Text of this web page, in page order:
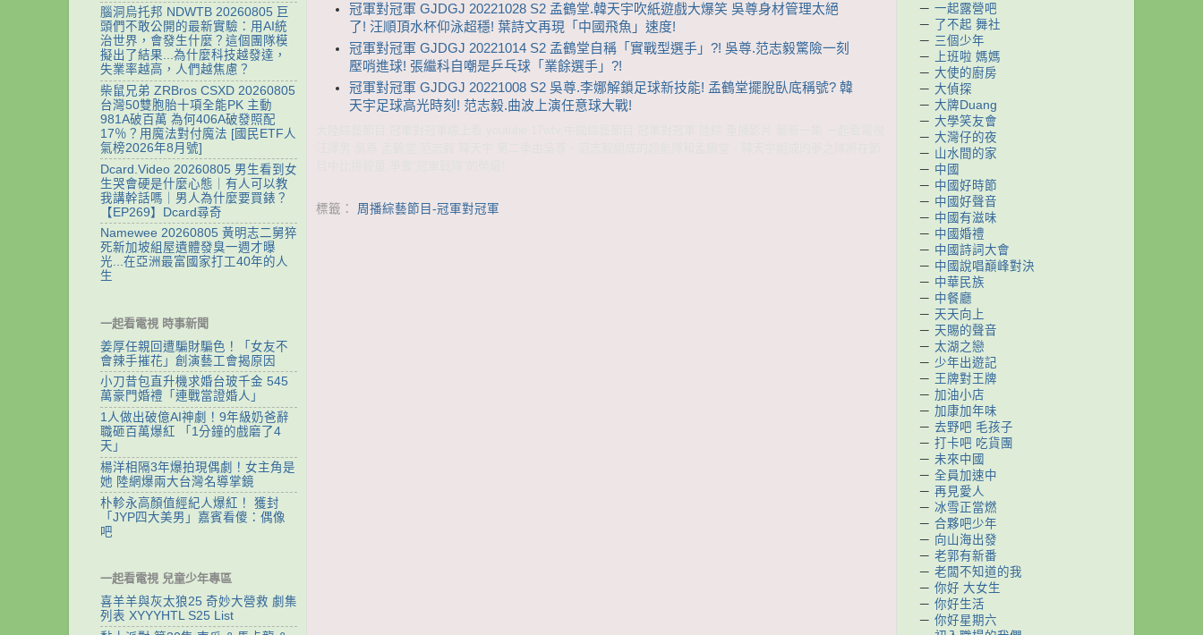
冠軍對冠軍 GJDGJ 20221028 S2 孟鶴堂.韓天宇吹紙遊戲大爆笑 吳尊身材管理太絕
了! 汪順頂水杯仰泳超穩! 葉詩文再現「中國飛魚」速度!
冠軍對冠軍 GJDGJ 20221014 S2 孟鶴堂自稱「實戰型選手」?! 吳尊.范志毅驚險一刻
壓哨進球! 張繼科自嘲是乒乓球「業餘選手」?!
冠軍對冠軍 GJDGJ 20221008 S2 吳尊.李娜解鎖足球新技能! 孟鶴堂擺脫臥底稱號? 韓
天宇足球高光時刻! 范志毅.曲波上演任意球大戰!
標籤： 周播綜藝節目-冠軍對冠軍
腦洞烏托邦 NDWTB 20260805 巨
頭們不敢公開的最新實驗：用AI統
治世界，會發生什麼？這個團隊模
擬出了結果...為什麼科技越發達，
失業率越高，人們越焦慮？
柴鼠兄弟 ZRBros CSXD 20260805
台灣50雙胞胎十項全能PK 主動
981A破百萬 為何406A破發照配
17％？用魔法對付魔法 [國民ETF人
氣榜2026年8月號]
Dcard.Video 20260805 男生看到女
生哭會硬是什麼心態｜有人可以教
我講幹話嗎｜男人為什麼要買錶？
【EP269】Dcard尋奇
Namewee 20260805 黃明志二舅猝
死新加坡組屋遺體發臭一週才曝
光...在亞洲最富國家打工40年的人
生
一起看電視 時事新聞
姜厚任親回遭騙財騙色！「女友不
會辣手摧花」創演藝工會揭原因
小刀昔包直升機求婚台玻千金 545
萬豪門婚禮「連戰當證婚人」
1人做出破億AI神劇！9年級奶爸辭
職砸百萬爆紅 「1分鐘的戲磨了4
天」
楊洋相隔3年爆拍現偶劇！女主角是
她 陸網爆兩大台灣名導掌鏡
朴軫永高顏值經紀人爆紅！ 獲封
「JYP四大美男」嘉賓看傻：偶像
吧
一起看電視 兒童少年專區
喜羊羊與灰太狼25 奇妙大營救 劇集
列表 XYYYHTL S25 List
－ 一起露營吧
－
了不起 舞社
－ 三個少年
－
上班啦 媽媽
－ 大使的廚房
－ 大偵探
－ 大牌Duang
－ 大學笑友會
－ 大灣仔的夜
－ 山水間的家
－ 中國
－ 中國好時節
－ 中國好聲音
－ 中國有滋味
－ 中國婚禮
－ 中國詩詞大會
－ 中國說唱巔峰對決
－ 中華民族
－ 中餐廳
－ 天天向上
－ 天賜的聲音
－ 太湖之戀
－ 少年出遊記
－ 王牌對王牌
－ 加油小店
－ 加康加年味
－ 去野吧 毛孩子
－ 打卡吧 吃貨團
－ 未來中國
－ 全員加速中
－ 再見愛人
－ 冰雪正當燃
－ 合夥吧少年
－ 向山海出發
－ 老郭有新番
－ 老闆不知道的我
－ 你好 大女生
－ 你好生活
－ 你好星期六